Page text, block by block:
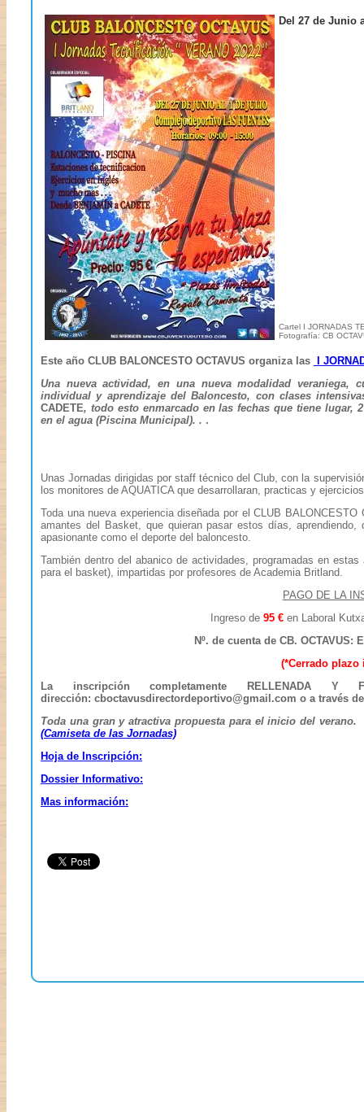
Del 27 de Junio
Cartel I JORNADAS
Fotografía: CB
Este año CLUB BALONCESTO OCTAVUS organiza las
I
Una nueva actividad, en una nueva modalidad veraniega,
individual y aprendizaje del Baloncesto, con clases
CADETE, todo esto enmarcado en las fechasque tiene lugar,
en el agua (Piscina Municipal). . .
Unas Jornadas dirigidas por staff técnico del Club, con la
los monitores de AQUATICA que desarrollaran, practicas y
Toda una nueva experiencia diseñada por el CLUB
amantes del Basket, que quieran pasar estos días,
apasionante como el deporte del baloncesto.
También dentro del abanico de actividades, programadas en
para el basket), impartidas por profesores de Academia Britland.
PAGO DE LA
Ingreso de 95 € en Laboral
Nº. de cuenta de CB. OCTAVUS:
(*Cerrado
La inscripción completamente RELLENADA
dirección: cboctavusdirectordeportivo@gmail.com o a través
Toda una gran y atractiva propuesta para el inicio del verano.
(Camiseta de las Jornadas)
Hoja de Inscripción:
Dossier Informativo:
Mas información: